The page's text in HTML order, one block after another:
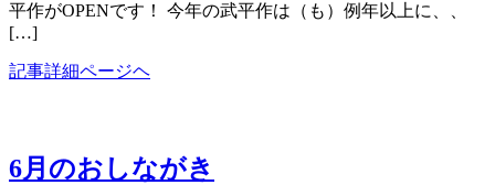
平作がOPENです！ 今年の武平作は（も）例年以上に、、
[…]
記事詳細ページヘ
6月のおしながき